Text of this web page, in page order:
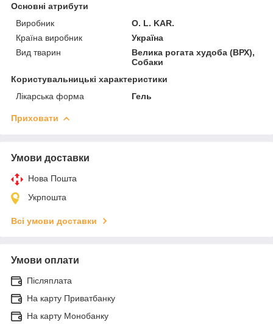
Основні атрибути
Виробник
O. L. KAR.
Країна виробник
Україна
Вид тварин
Велика рогата худоба (ВРХ),
Собаки
Користувальницькі характеристики
Лікарська форма
Гель
Приховати
Умови доставки
Нова Пошта
Укрпошта
Всі умови доставки
Умови оплати
Післяплата
На карту Приватбанку
На карту Монобанку